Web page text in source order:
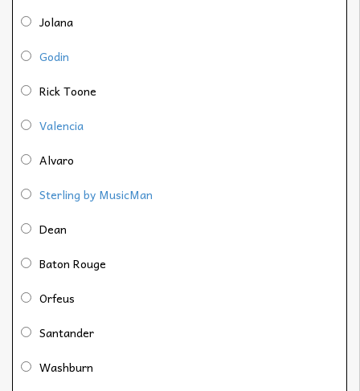
Jolana
Godin
Rick Toone
Valencia
Alvaro
Sterling by MusicMan
Dean
Baton Rouge
Orfeus
Santander
Washburn